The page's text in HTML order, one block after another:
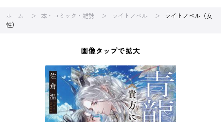
ホーム 本・コミック・雑誌 ライトノベル
ライトノベル（女
性）
画像タップで拡大